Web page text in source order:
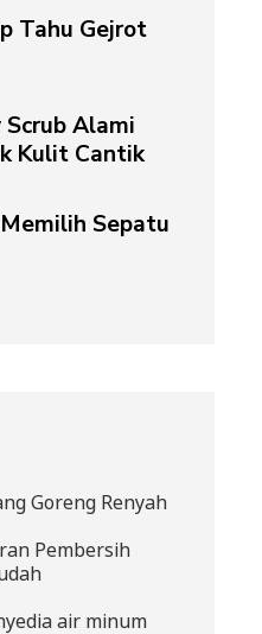
Tahu Gejrot
Scrub Alami
Kulit Cantik
Sepatu
Goreng Renyah
Pembersih
air minum